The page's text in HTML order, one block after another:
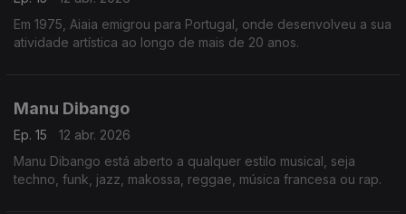
Em 1975, Aiaia emigrou para Portugal, onde desenvolveu a sua
atividade artística ao longo de mais de 20 anos.
Manu Dibango
Ep. 15
12 abr. 2026
Manu Dibango está aberto a qualquer estilo musical, seja
techno, funk, jazz, makossa, reggae, música francesa ou rap.